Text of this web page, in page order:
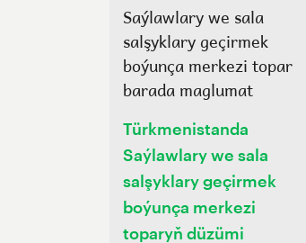
Saýlawlary we sala
salşyklary geçirmek
boýunça merkezi topar
barada maglumat
Türkmenistanda
Saýlawlary we sala
salşyklary geçirmek
boýunça merkezi
toparyň düzümi